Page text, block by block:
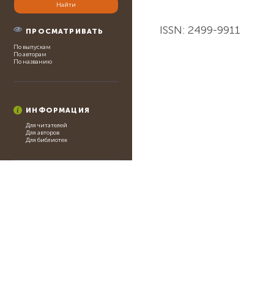
ПРОСМАТРИВАТЬ
По выпускам
По авторам
По названию
ИНФОРМАЦИЯ
Для читателей
Для авторов
Для библиотек
ISSN: 2499-9911